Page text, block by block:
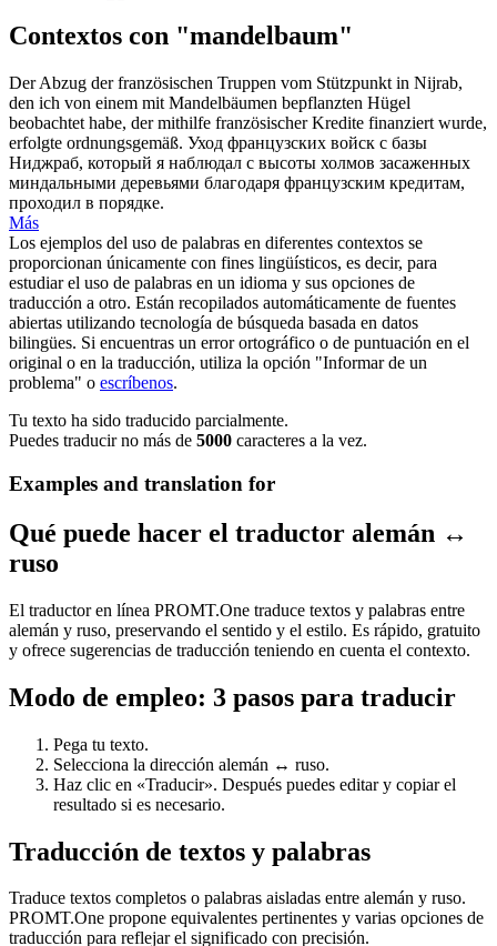
Contextos con "mandelbaum"
Der Abzug der französischen Truppen vom Stützpunkt in Nijrab,
den ich von einem mit Mandelbäumen bepflanzten Hügel
beobachtet habe, der mithilfe französischer Kredite finanziert wurde,
erfolgte ordnungsgemäß. Уход французских войск с базы
Ниджраб, который я наблюдал с высоты холмов засаженных
миндальными деревьями благодаря французским кредитам,
проходил в порядке.
Más
Los ejemplos del uso de palabras en diferentes contextos se
proporcionan únicamente con fines lingüísticos, es decir, para
estudiar el uso de palabras en un idioma y sus opciones de
traducción a otro. Están recopilados automáticamente de fuentes
abiertas utilizando tecnología de búsqueda basada en datos
bilingües. Si encuentras un error ortográfico o de puntuación en el
original o en la traducción, utiliza la opción "Informar de un
problema" o escríbenos.
Tu texto ha sido traducido parcialmente.
Puedes traducir no más de 5000 caracteres a la vez.
Examples and translation for
Qué puede hacer el traductor alemán ↔
ruso
El traductor en línea PROMT.One traduce textos y palabras entre
alemán y ruso, preservando el sentido y el estilo. Es rápido, gratuito
y ofrece sugerencias de traducción teniendo en cuenta el contexto.
Modo de empleo: 3 pasos para traducir
Pega tu texto.
Selecciona la dirección alemán ↔ ruso.
Haz clic en «Traducir». Después puedes editar y copiar el
resultado si es necesario.
Traducción de textos y palabras
Traduce textos completos o palabras aisladas entre alemán y ruso.
PROMT.One propone equivalentes pertinentes y varias opciones de
traducción para reflejar el significado con precisión.